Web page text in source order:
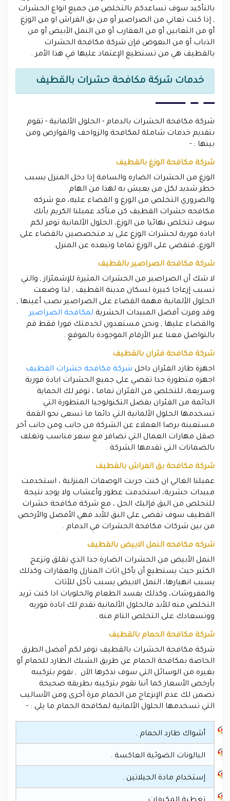
بالتأكيد سوف تساعدكم بالتخلص من جميع انواع الحشرات
, إذا كنت تعاني من الصراصير أو من بق الفراش او من الوزغ
أو من الثعابين أو من العقارب أو من النمل الأبيض أو من
الذباب أو من البعوض فإن شركة مكافحة الحشرات
بالقطيف هي من تستطيع الإعتماد عليها في هذا الأمر .
خدمات شركة مكافحة حشرات بالقطيف
شركة مكافحة الحشرات بالدمام - الحلول الألمانية - تقوم
بتقديم خدمات شاملة لمكافحة والزواحف والقوارض ومن
بينها : -
شركة مكافحة الوزغ بالقطيف
الوزغ من الحشرات الضاره والسامة إذا دخل المنزل يسبب
خطر شديد لكل من يعيش به لهذا من الهام
والضروري التخلص من الوزغ و القضاء عليه، مع شركه
مكافحه حشرات القطيف كن متأكد عميلنا الكريم بأنك
سوف تتخلص نهائيا من الوزغ، الحلول الألمانية توفر لكم
ابادة فورية لحشرات الوزغ على يد متخصصين بالقضاء على
الوزغ، فتقضي على الوزغ تماما وتبعده عن المنزل.
شركة مكافحة الصراصير بالقطيف
لا شك أن الصراصير من الحشرات المثيرة للإشمئزاز , والتي
تسبب إزعاجا كبيرة لسكان مدينة القطيف , لذا وضعت
الحلول الألمانية مهمة القضاء على الصراصير نصب أعينها ,
وقد وفرت أفضل المبيدات الحشرية لمكافحة الصراصير
والقضاء عليها , ونحن مستعدون لخدمتك فورا فقط قم
بالتواصل معنا عبر الأرقام الموجودة بالموقع .
شركة مكافحة فئران بالقطيف
اجهزة طارد الفئران داخل شركة مكافحة حشرات القطيف
اجهزه متطورة جدا تقضي على جميع الحشرات ابادة فورية
وسريعة، للتخلص من الفئران تماما ، توفر لك الحماية
الدائمة من الفئران بفضل التكنولوجيا المتطورة التي
تسخدمها الحلول الألمانية التي دائما ما تسعى نحو القمة
مستعينة برضا العملاء عن الشركة من جانب ومن جانب أخر
صقل مهارات العمال التي تضافر مع سعر مناسب وتغلف
بالضمانات التي تقدمها الشركة .
شركة مكافحة بق الفراش بالقطيف
عميلنا الغالي ان كنت جربت الوصفات المنزلية ، استخدمت
مبيدات حشرية، استخدمت عطور وأعشاب ولا يوجد نتيجة
للتخلص من البق فإليك الحل ، مع شركة مكافحة حشرات
القطيف سوف تقضى على البق للأبد فهي الأفضل والأرخص
من بين شركات مكافحة الحشرات في الدمام .
شركه مكافحه النمل الابيض بالقطيف
النمل الأبيض من الحشرات الضارة جدا الذي تقلق وتزعج
الكثير حيث يستطيع أن يأكل اثاث المنازل والعقارات وكذلك
يسبب انهيارها، النمل الابيض يسبب تآكل للأثاث
والمفروشات، وكذلك يفسد الطعام والحلويات اذا كنت تريد
التخلص منه للأبد فالحلول الألمانية تقدم لك ابادة فوريه
ووتسعادك على التخلص التام منه .
شركة مكافحة الحمام بالقطيف
شركة مكافحة الحشرات بالقطيف توفر لكم أفضل الطرق
الخاصة بمكافحة الحمام عن طريق الشبك الطارد للحمام أو
بغيره من الوسائل التي سوف نذكرها الآن , نقوم بتركيبه
بأرخص الأسعار كما أننا نقوم بتركيبه بطريقه صحيحة
تضمن لك عدم الإنزعاج من الحمام مرة أخرى ومن الأساليب
التي تسخدمها الحلول الألمانية لمكافحة الحمام ما يلي : -
أشواك طارد الحمام .
البالونات الضوئية العاكسة .
إستخدام مادة الجيلاتين .